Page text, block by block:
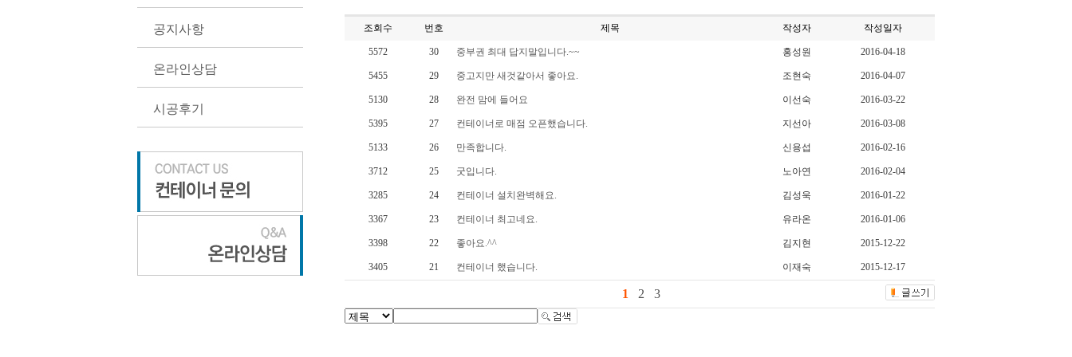
공지사항
온라인상담
시공후기
조회수 번호 제목 작성자 작성일자
5572 30 중부권 최대 답지말입니다.~~ 홍성원 2016-04-18
5455 29 중고지만 새것같아서 좋아요. 조현숙 2016-04-07
5130 28 완전 맘에 들어요 이선숙 2016-03-22
5395 27 컨테이너로 매점 오픈했습니다. 지선아 2016-03-08
5133 26 만족합니다. 신용섭 2016-02-16
3712 25 굿입니다. 노아연 2016-02-04
3285 24 컨테이너 설치완벽해요. 김성욱 2016-01-22
3367 23 컨테이너 최고네요. 유라온 2016-01-06
3398 22 좋아요.^^ 김지현 2015-12-22
3405 21 컨테이너 했습니다. 이재숙 2015-12-17
1 2 3